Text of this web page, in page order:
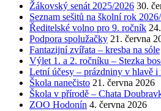
Žákovský senát 2025/2026 30.
Seznam sešitů na školní rok
Ředitelské volno pro 9. ročník
Podpora spolužačky 21. června
Fantazijní zvířata – kresba na sóle
Výlet 1. a 2. ročníku – Stezka
Letní účesy – prázdniny v hlavě i
Škola nanečisto 21. června 2026
Škola v přírodě – Chata
ZOO Hodonín 4. června 2026